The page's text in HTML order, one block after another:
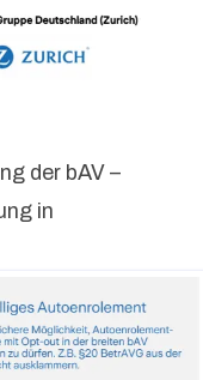
der bAV –
in